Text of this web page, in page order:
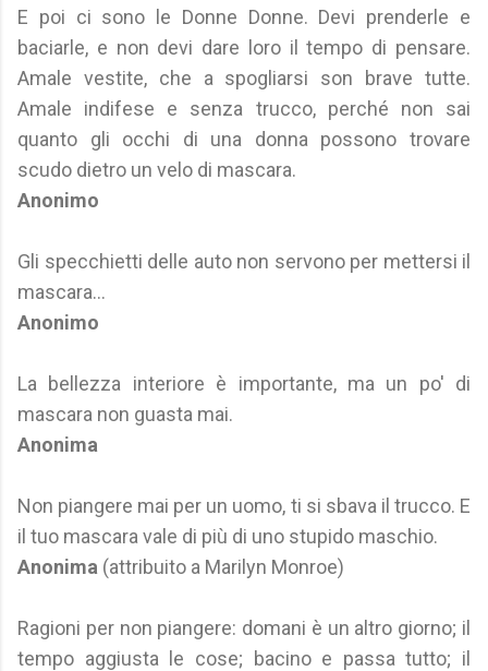
E poi ci sono le Donne Donne. Devi prenderle e
baciarle, e non devi dare loro il tempo di pensare.
Amale vestite, che a spogliarsi son brave tutte.
Amale indifese e senza trucco, perché non sai
quanto gli occhi di una donna possono trovare
scudo dietro un velo di mascara.
Anonimo
Gli specchietti delle auto non servono per mettersi il
mascara...
Anonimo
La bellezza interiore è importante, ma un po' di
mascara non guasta mai.
Anonima
Non piangere mai per un uomo, ti si sbava il trucco. E
il tuo mascara vale di più di uno stupido maschio.
Anonima (attribuito a Marilyn Monroe)
Ragioni per non piangere: domani è un altro giorno; il
tempo aggiusta le cose; bacino e passa tutto; il